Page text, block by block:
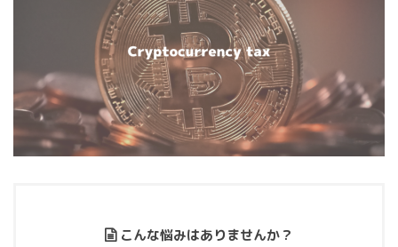
こんな悩みはありませんか？